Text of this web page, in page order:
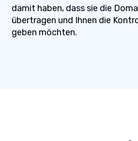
damit haben, dass sie die
übertragen und Ihnen die
geben möchten.